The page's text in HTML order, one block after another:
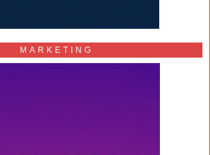
MARKETING